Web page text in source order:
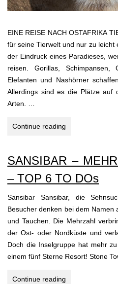
EINE REISE NACH OSTAFRIKA
für seine Tierwelt und nur zu leicht
der Eindruck eines Paradieses,
reisen. Gorillas, Schimpansen,
Elefanten und Nashörner
Allerdings sind es die Plätze auf
Arten. …
Continue reading
–
TANSANIA
SANSIBAR –
– TOP 6 TO DOs
Sansibar Sansibar, die
Besucher denken bei dem Namen
und Tauchen. Die Mehrzahl
der Ost- oder Nordküste und
Doch die Inselgruppe hat mehr
einem fünf Sterne Resort! Stone
Continue reading